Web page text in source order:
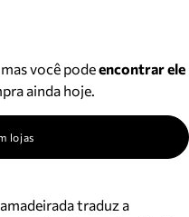
você podeencontrar ele
ainda hoje.
lojas
traduz a